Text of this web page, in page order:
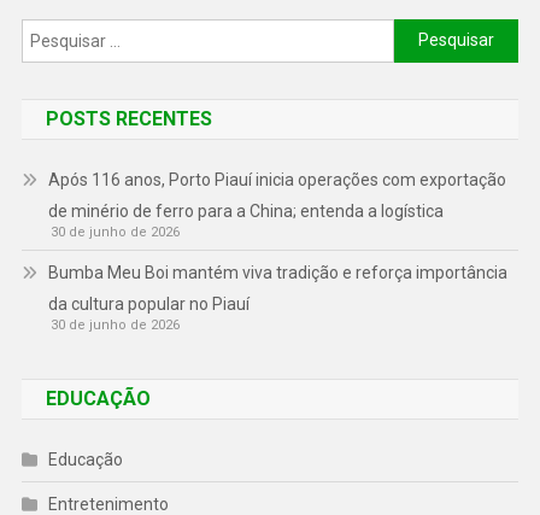
POSTS RECENTES
Após 116 anos, Porto Piauí inicia operações com exportação
de minério de ferro para a China; entenda a logística
30 de junho de 2026
Bumba Meu Boi mantém viva tradição e reforça importância
da cultura popular no Piauí
30 de junho de 2026
EDUCAÇÃO
Educação
Entretenimento